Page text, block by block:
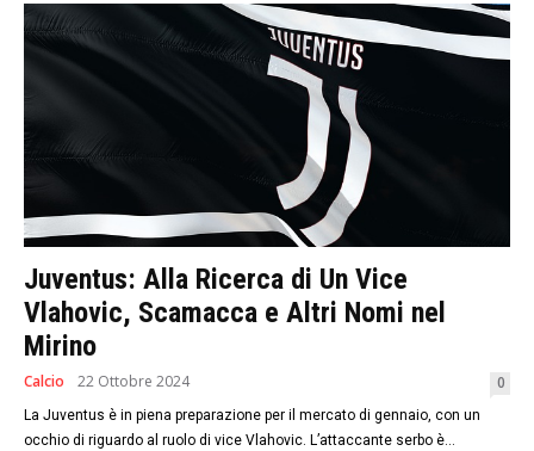
Juventus: Alla Ricerca di Un Vice
Vlahovic, Scamacca e Altri Nomi nel
Mirino
Calcio 22 Ottobre 2024 0
La Juventus è in piena preparazione per il mercato di gennaio, con un
occhio di riguardo al ruolo di vice Vlahovic. L’attaccante serbo è...